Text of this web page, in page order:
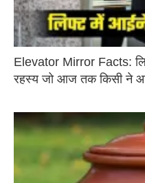
Elevator Mirror Facts:
रहस्य जो आज तक किसी ने